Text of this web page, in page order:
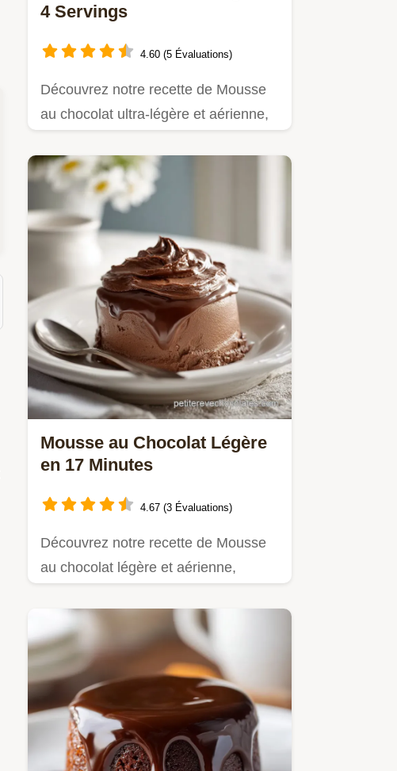
4 Servings
4.60 (5 Évaluations)
Découvrez notre recette de Mousse
au chocolat ultra-légère et aérienne,
Mousse au Chocolat Légère
en 17 Minutes
4.67 (3 Évaluations)
Découvrez notre recette de Mousse
au chocolat légère et aérienne,